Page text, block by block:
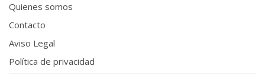
Quienes somos
Contacto
Aviso Legal
Política de privacidad